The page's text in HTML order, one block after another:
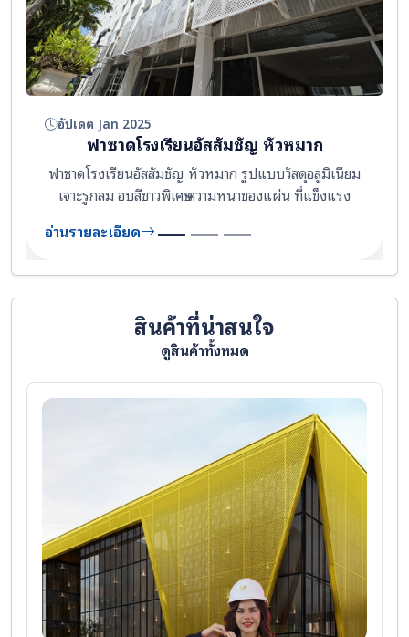
อัปเดต Jan 2025
ฟาซาดโรงเรียนอัสสัมชัญ หัวหมาก
ฟาซาดโรงเรียนอัสสัมชัญ หัวหมาก รูปแบบวัสดุอลูมิเนียม
เจาะรูกลม อบสีขาวพิเศษ ความหนาของแผ่น ที่แข็งแรง
อ่านรายละเอียด
สินค้าที่น่าสนใจ
ดูสินค้าทั้งหมด